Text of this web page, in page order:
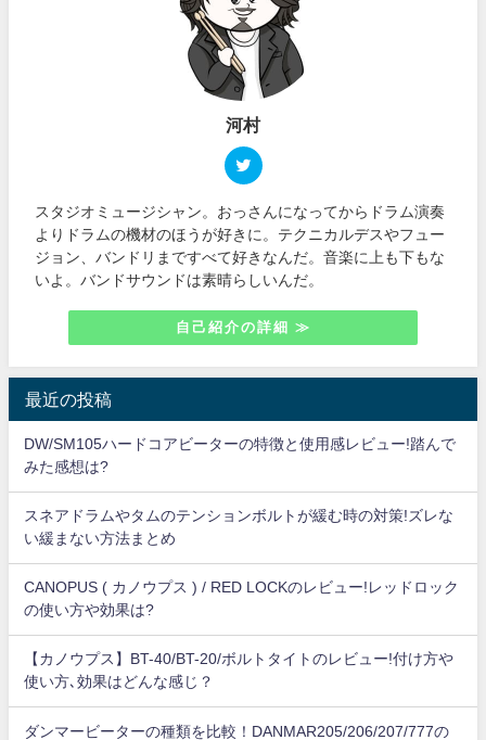
河村
スタジオミュージシャン。おっさんになってからドラム演奏
よりドラムの機材のほうが好きに。テクニカルデスやフュー
ジョン、バンドリまですべて好きなんだ。音楽に上も下もな
いよ。バンドサウンドは素晴らしいんだ。
自己紹介の詳細 ≫
最近の投稿
DW/SM105ハードコアビーターの特徴と使用感レビュー!踏んで
みた感想は?
スネアドラムやタムのテンションボルトが緩む時の対策!ズレな
い緩まない方法まとめ
CANOPUS ( カノウプス ) / RED LOCKのレビュー!レッドロック
の使い方や効果は?
【カノウプス】BT-40/BT-20/ボルトタイトのレビュー!付け方や
使い方､効果はどんな感じ？
ダンマービーターの種類を比較！DANMAR205/206/207/777の